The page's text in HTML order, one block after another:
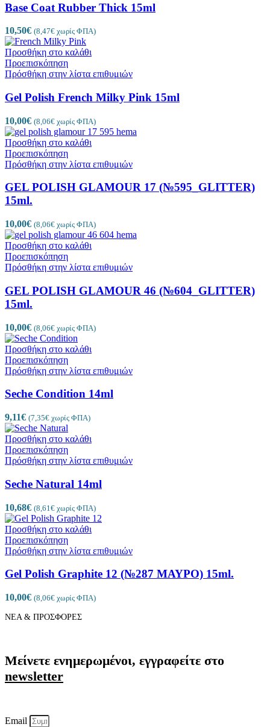
Base Coat Rubber Thick 15ml
10,50€ (8,47€ χωρίς ΦΠΑ)
Προσθήκη στο καλάθι
Προεπισκόπηση
Πρόσθήκη στην λίστα επιθυμιών
Gel Polish French Milky Pink 15ml
10,00€ (8,06€ χωρίς ΦΠΑ)
Προσθήκη στο καλάθι
Προεπισκόπηση
Πρόσθήκη στην λίστα επιθυμιών
GEL POLISH GLAMOUR 17 (№595_GLITTER)
15ml.
10,00€ (8,06€ χωρίς ΦΠΑ)
Προσθήκη στο καλάθι
Προεπισκόπηση
Πρόσθήκη στην λίστα επιθυμιών
GEL POLISH GLAMOUR 46 (№604_GLITTER)
15ml.
10,00€ (8,06€ χωρίς ΦΠΑ)
Προσθήκη στο καλάθι
Προεπισκόπηση
Πρόσθήκη στην λίστα επιθυμιών
Seche Condition 14ml
9,11€ (7,35€ χωρίς ΦΠΑ)
Προσθήκη στο καλάθι
Προεπισκόπηση
Πρόσθήκη στην λίστα επιθυμιών
Seche Natural 14ml
10,68€ (8,61 € χωρίς ΦΠΑ)
Προσθήκη στο καλάθι
Προεπισκόπηση
Πρόσθήκη στην λίστα επιθυμιών
Gel Polish Graphite 12 (№287 ΜΑΥΡΟ) 15ml.
10,00€ (8,06€ χωρίς ΦΠΑ)
ΝΕΑ & ΠΡΟΣΦΟΡΕΣ
Μείνετε ενημερωμένοι, εγγραφείτε στο
newsletter
Email